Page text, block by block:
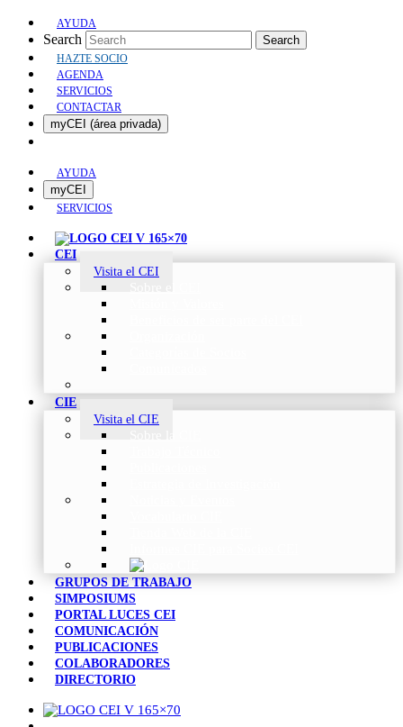
AYUDA
Search Search
HAZTE SOCIO
AGENDA
SERVICIOS
CONTACTAR
myCEI (área privada)
AYUDA
myCEI
SERVICIOS
CEI
Visita el CEI
CIE
Visita el CIE
GRUPOS DE TRABAJO
SIMPOSIUMS
PORTAL LUCES CEI
COMUNICACIÓN
PUBLICACIONES
COLABORADORES
DIRECTORIO